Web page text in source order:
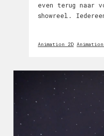
even terug naar
showreel.
Animation 2D